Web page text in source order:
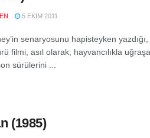
5 EKIM 2011
senaryosunu hapisteyken
filmi, asıl olarak, hayvancılıkla
sürülerini ...
(1985)